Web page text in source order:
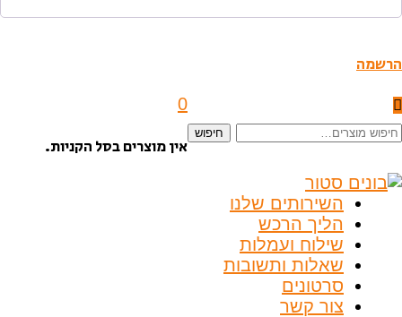
הרשמה
חיפוש
חיפוש
0
אין מוצרים בסל הקניות.
השירותים שלנו
הליך הרכש
שילוח ועמלות
שאלות ותשובות
סרטונים
צור קשר